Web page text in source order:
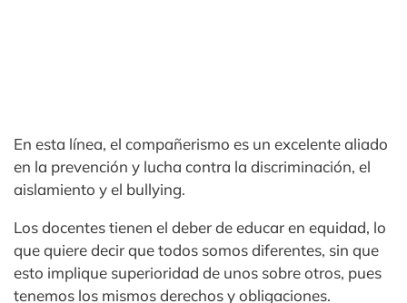
En esta línea, el compañerismo es un excelente aliado
en la prevención y lucha contra la discriminación, el
aislamiento y el bullying.
Los docentes tienen el deber de educar en equidad, lo
que quiere decir que todos somos diferentes, sin que
esto implique superioridad de unos sobre otros, pues
tenemos los mismos derechos y obligaciones.